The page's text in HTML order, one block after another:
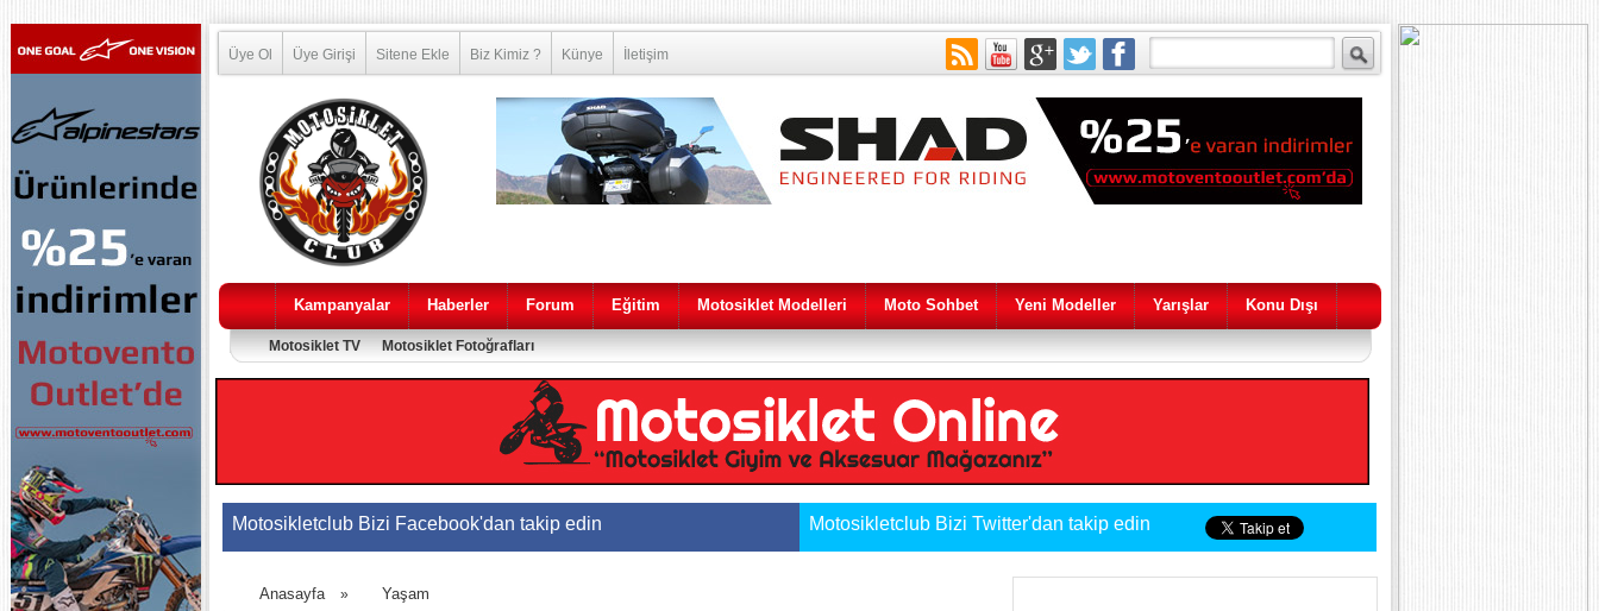
Üye Ol Üye Girişi Sitene Ekle Biz Kimiz ? Künye İletişim
Kampanyalar Haberler Forum Eğitim Motosiklet Modelleri Moto Sohbet Yeni Modeller Yarışlar Konu Dışı
Motosiklet TV Motosiklet Fotoğrafları
Motosikletclub Bizi Facebook'dan takip edin Motosikletclub Bizi Twitter'dan takip edin
Anasayfa » Yaşam